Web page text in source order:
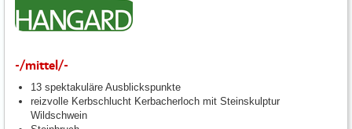
-/mittel/-
13 spektakuläre Ausblickspunkte
reizvolle Kerbschlucht Kerbacherloch mit Steinskulptur
Wildschwein